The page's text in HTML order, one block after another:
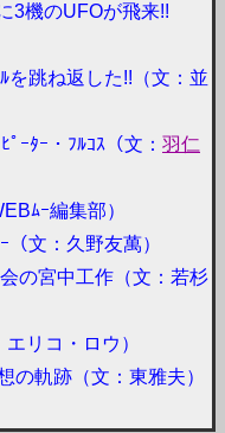
3機のUFOが飛来!!
を跳ね返した!!（文：並
ｰﾀｰ・ﾌﾙｺｽ（文： 羽仁
ﾑｰ編集部）
文：久野友萬）
の宮中工作（文：若杉
リコ・ロウ）
の軌跡（文：東雅夫）